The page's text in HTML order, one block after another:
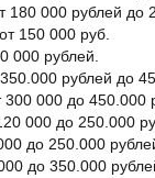
000 рублей до
150 000 руб.
000 рублей.
рублей до
000 до 450.000
000 до 250.000
до 250.000
до 350.000